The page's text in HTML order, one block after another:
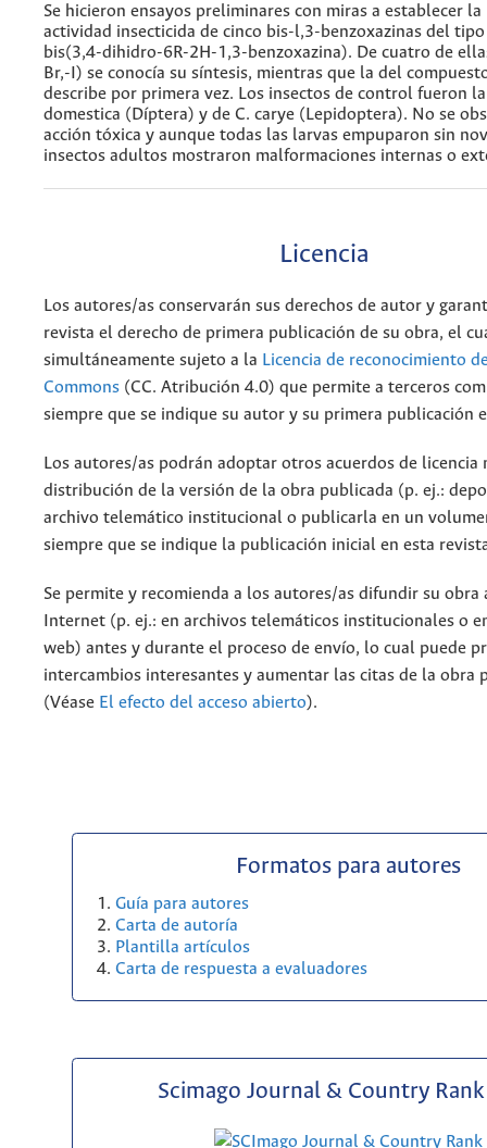
Se hicieron ensayos preliminares con miras a establecer
actividad insecticida de cinco bis-l,3-benzoxazinas del
bis(3,4-dihidro-6R-2H-1,3-benzoxazina). De cuatro de
Br,-I) se conocía su síntesis, mientras que la del
describe por primera vez. Los insectos de control fueron
domestica (Díptera) y de C. carye (Lepidoptera). No se
acción tóxica y aunque todas las larvas empuparon sin
insectos adultos mostraron malformaciones internas o
Licencia
Los autores/as conservarán sus derechos de autor y
revista el derecho de primera publicación de su obra, el
simultáneamente sujeto a la Licencia de reconocimiento
Commons (CC. Atribución 4.0) que permite a terceros
siempre que se indique su autor y su primera publicación
Los autores/as podrán adoptar otros acuerdos de licencia
distribución de la versión de la obra publicada (p. ej.:
archivo telemático institucional o publicarla en un
siempre que se indique la publicación inicial en esta
Se permite y recomienda a los autores/as difundir su obra
Internet (p. ej.: en archivos telemáticos institucionales o
web) antes y durante el proceso de envío, lo cual puede
intercambios interesantes y aumentar las citas de la obra
(Véase El efecto del acceso abierto).
Formatos para autores
Guía para autores
Carta de autoría
Plantilla artículos
Carta de respuesta a evaluadores
Scimago Journal & Country Rank